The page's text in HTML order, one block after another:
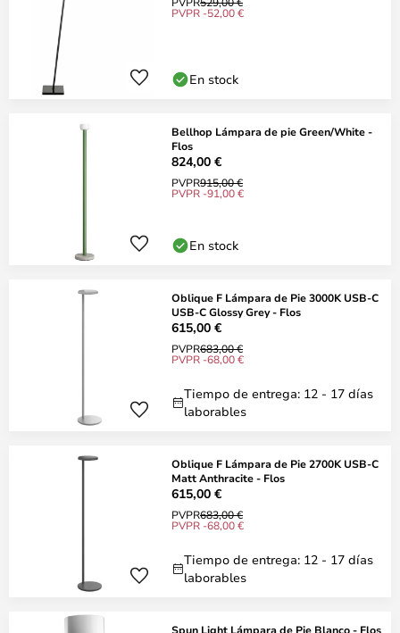
PVPR -52,00 €
En stock
Bellhop Lámpara de pie Green/White -
Flos
824,00 €
PVPR915,00 €
PVPR -91,00 €
En stock
Oblique F Lámpara de Pie 3000K USB-C
USB-C Glossy Grey - Flos
615,00 €
PVPR683,00 €
PVPR -68,00 €
Tiempo de entrega: 12 - 17 días
laborables
Oblique F Lámpara de Pie 2700K USB-C
Matt Anthracite - Flos
615,00 €
PVPR683,00 €
PVPR -68,00 €
Tiempo de entrega: 12 - 17 días
laborables
Spun Light Lámpara de Pie Blanco - Flos